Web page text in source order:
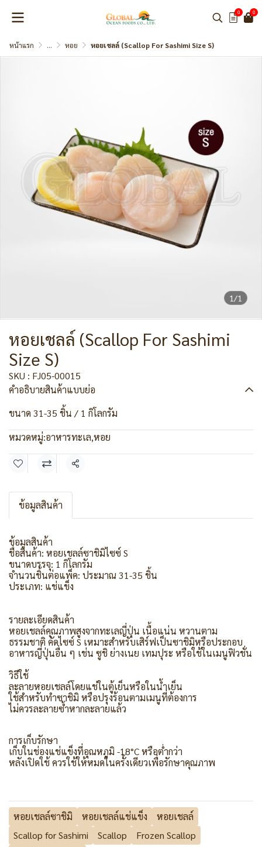
0 0
หน้าแรก ... หอย หอยเชลล์ (Scallop For Sashimi Size S)
1/1
หอยเชลล์ (Scallop For Sashimi
Size S)
SKU : FJ05-00015
คำอธิบายสินค้าแบบย่อ
ขนาด 31-35 ชิ้น / 1 กิโลกรัม
หมวดหมู่:อาหารทะเล,หอย
แชร์
ข้อมูลสินค้า
ข้อมูลสินค้า
ชื่อสินค้า: หอยเชลล์ซาชิมิไซซ์ S
ขนาดบรรจุ: 1 กิโลกรัม
จำนวนชิ้นต่อแพ็ค: ประมาณ 31-35 ชิ้น
ประเภท: แช่แข็ง
รายละเอียดสินค้า
หอยเชลล์คุณภาพสูงจากทะเลญี่ปุ่น เนื้อแน่น หวานตาม
ธรรมชาติ คัดไซซ์ S เหมาะสำหรับเสิร์ฟเป็นซาชิมิหรือประกอบ
อาหารญี่ปุ่นอื่น ๆ เช่น ซูชิ ย่างเนย เทมปุระ หรือใช้ในเมนูฟิวชั่น
วิธีใช้
ละลายหอยเชลล์โดยแช่ในตู้เย็นหรือในน้ำเย็น
ใช้สำหรับทำซาชิมิ หรือปรุงร้อนตามเมนูที่ต้องการ
ไม่ควรละลายซ้ำหากละลายแล้ว
การเก็บรักษา
เก็บในช่องแช่แข็งที่อุณหภูมิ -18°C หรือต่ำกว่า
หลังเปิดใช้ ควรใช้ให้หมดในครั้งเดียวเพื่อรักษาคุณภาพ
หอยเชลล์ซาชิมิ หอยเชลล์แช่แข็ง
หอยเชลล์
Scallop for Sashimi
Scallop
Frozen Scallop